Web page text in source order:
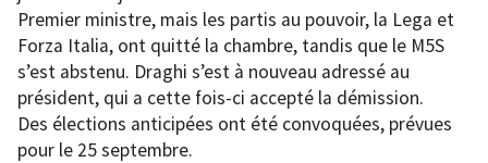
Premier ministre, mais les partis au pouvoir, la Lega et
Forza Italia, ont quitté la chambre, tandis que le M5S
s’est abstenu. Draghi s’est à nouveau adressé au
président, qui a cette fois-ci accepté la démission.
Des élections anticipées ont été convoquées, prévues
pour le 25 septembre.